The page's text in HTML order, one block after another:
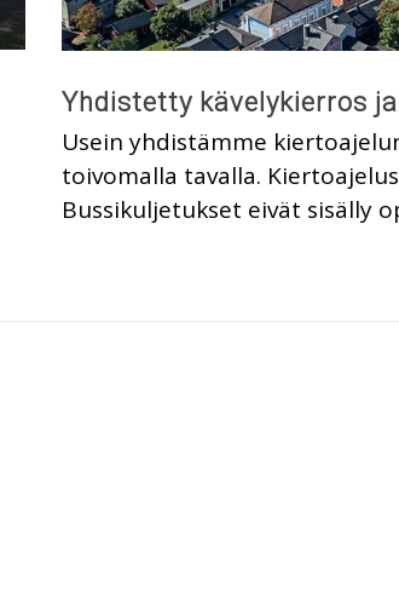
Yhdistetty kävelykierros
Usein yhdistämme
toivomalla tavalla.
Bussikuljetukset eivät sisälly